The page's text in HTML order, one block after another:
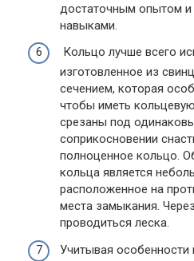
достаточным опытом
навыками.
Кольцо лучше всего
изготовленное из
сечением, которая
чтобы иметь
срезаны под
соприкосновении
полноценное кольцо.
кольца является
расположенное на
места замыкания.
проводиться леска.
Учитывая